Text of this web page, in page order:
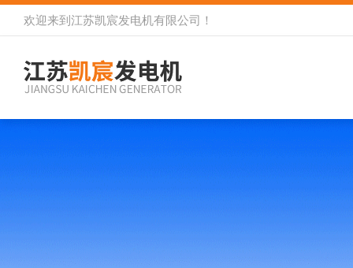
欢迎来到 江苏凯宸发电机有限公司 ！